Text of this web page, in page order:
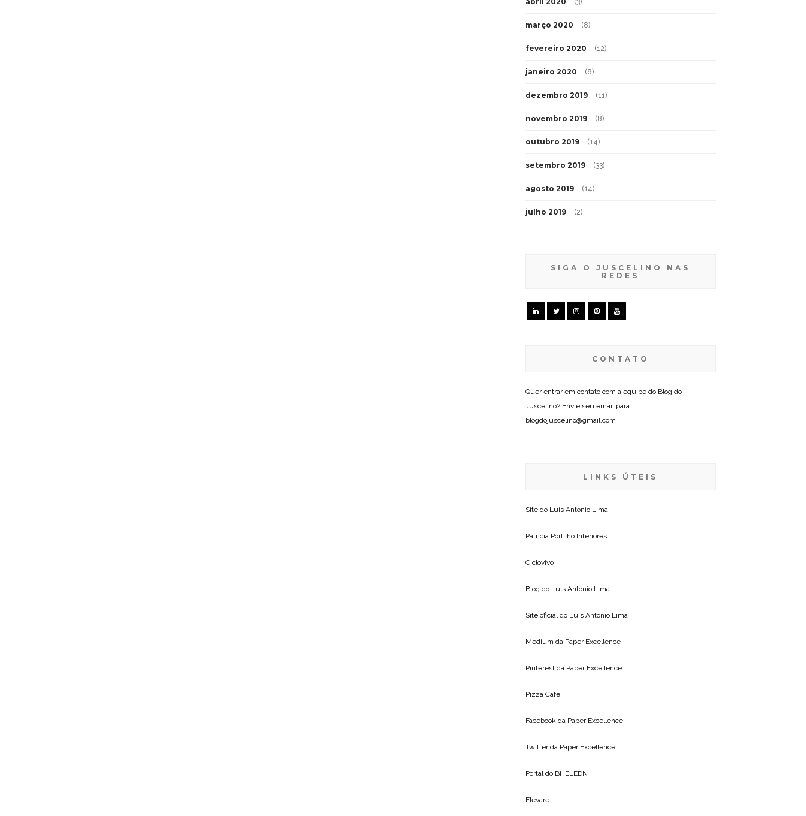
(3)
março 2020 (8)
fevereiro 2020 (12)
janeiro 2020 (8)
dezembro 2019 (11)
novembro 2019 (8)
outubro 2019 (14)
setembro 2019 (33)
agosto 2019 (14)
julho 2019 (2)
SIGA O JUSCELINO NAS
REDES
CONTATO
Quer entrar em contato com a equipe do Blog do
Juscelino? Envie seu email para
blogdojuscelino@gmail.com
LINKS ÚTEIS
Site do Luis Antonio Lima
Patricia Portilho Interiores
Ciclovivo
Blog do Luis Antonio Lima
Site oficial do Luis Antonio Lima
Medium da Paper Excellence
Pinterest da Paper Excellence
Pizza Cafe
Facebook da Paper Excellence
Twitter da Paper Excellence
Portal do BHELEDN
Elevare